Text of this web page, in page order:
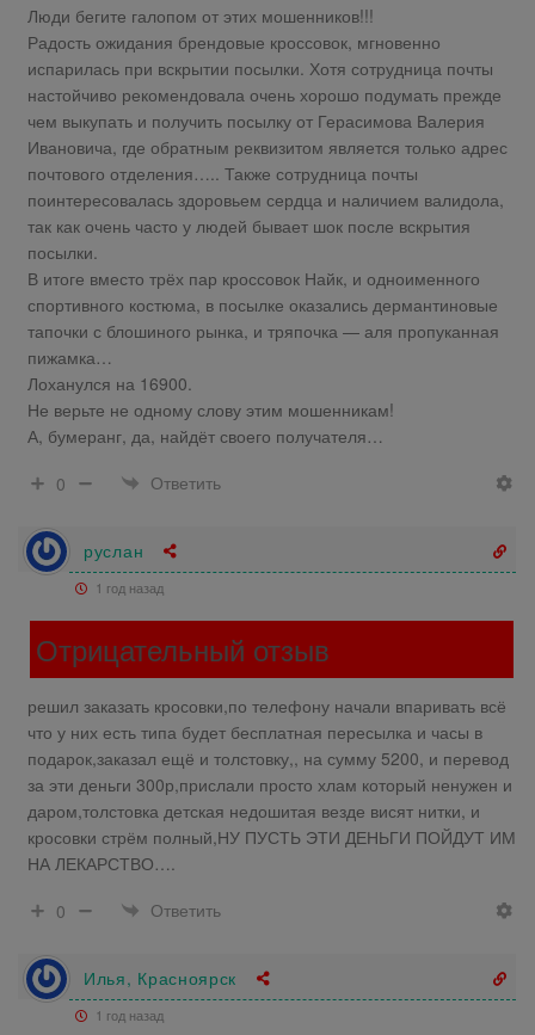
Люди бегите галопом от этих мошенников!!!
Радость ожидания брендовые кроссовок, мгновенно
испарилась при вскрытии посылки. Хотя сотрудница почты
настойчиво рекомендовала очень хорошо подумать прежде
чем выкупать и получить посылку от Герасимова Валерия
Ивановича, где обратным реквизитом является только адрес
почтового отделения….. Также сотрудница почты
поинтересовалась здоровьем сердца и наличием валидола,
так как очень часто у людей бывает шок после вскрытия
посылки.
В итоге вместо трёх пар кроссовок Найк, и одноименного
спортивного костюма, в посылке оказались дермантиновые
тапочки с блошиного рынка, и тряпочка — аля пропуканная
пижамка…
Лоханулся на 16900.
Не верьте не одному слову этим мошенникам!
А, бумеранг, да, найдёт своего получателя…
0
Ответить
руслан
1 год назад
Отрицательный отзыв
решил заказать кросовки,по телефону начали впаривать всё
что у них есть типа будет бесплатная пересылка и часы в
подарок,заказал ещё и толстовку,, на сумму 5200, и перевод
за эти деньги 300р,прислали просто хлам который ненужен и
даром,толстовка детская недошитая везде висят нитки, и
кросовки стрём полный,НУ ПУСТЬ ЭТИ ДЕНЬГИ ПОЙДУТ ИМ
НА ЛЕКАРСТВО….
0
Ответить
Илья, Красноярск
1 год назад